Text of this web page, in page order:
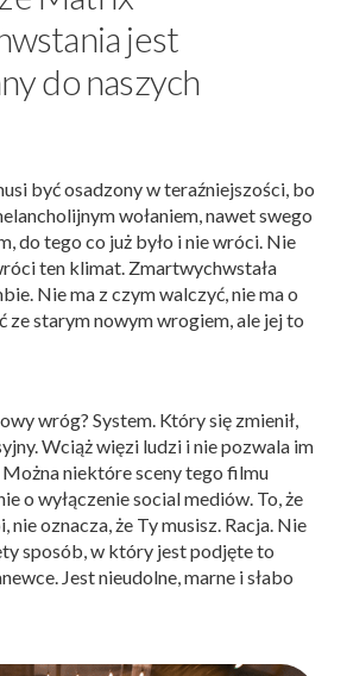
jest
do naszych
być osadzony w teraźniejszości, bo
wołaniem, nawet swego
do tego co już było i nie wróci. Nie
ten klimat. Zmartwychwstała
Nie ma z czym walczyć, nie ma o
ze starym nowym wrogiem, ale jej to
wróg? System. Który się zmienił,
Wciąż więzi ludzi i nie pozwala im
niektóre sceny tego filmu
o wyłączenie social mediów. To, że
nie oznacza, że Ty musisz. Racja. Nie
sposób, w który jest podjęte to
Jest nieudolne, marne i słabo